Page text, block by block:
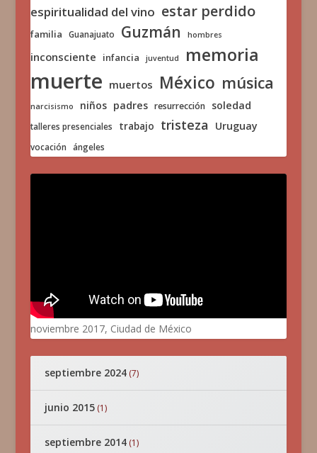
espiritualidad del vino estar perdido
familia Guanajuato Guzmán hombres
inconsciente infancia juventud memoria
muerte muertos México música
narcisismo niños padres resurrección soledad
talleres presenciales trabajo tristeza Uruguay
vocación ángeles
noviembre 2017, Ciudad de México
septiembre 2024(7)
junio 2015(1)
septiembre 2014(1)